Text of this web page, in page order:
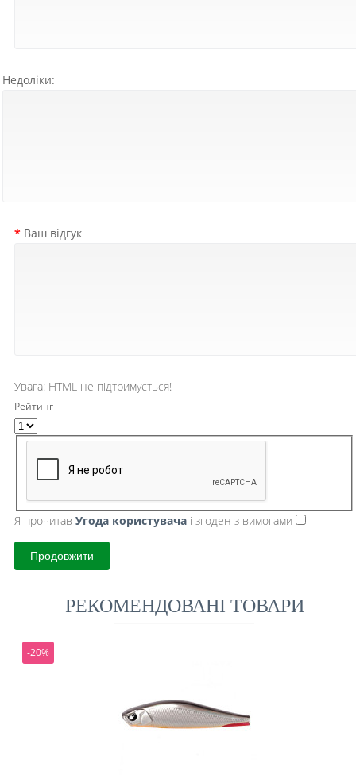
Недоліки:
Ваш відгук
Увага: HTML не підтримується!
Рейтинг
Я прочитав Угода користувача і згоден з вимогами
Продовжити
РЕКОМЕНДОВАНІ ТОВАРИ
-20%